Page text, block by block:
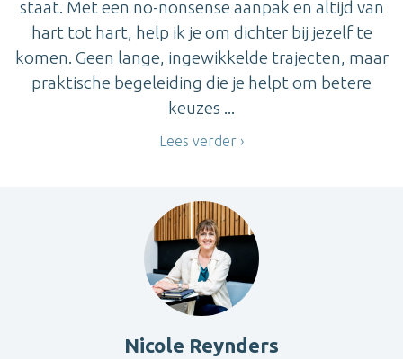
staat. Met een no-nonsense aanpak en altijd van
hart tot hart, help ik je om dichter bij jezelf te
komen. Geen lange, ingewikkelde trajecten, maar
praktische begeleiding die je helpt om betere
keuzes ...
Lees verder
Nicole Reynders